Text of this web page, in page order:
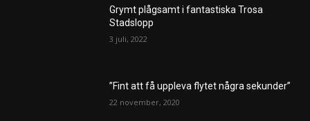
Grymt plågsamt i fantastiska Trosa
Stadslopp
3 juli, 2022
”Fint att få uppleva flytet några sekunder”
22 november, 2020